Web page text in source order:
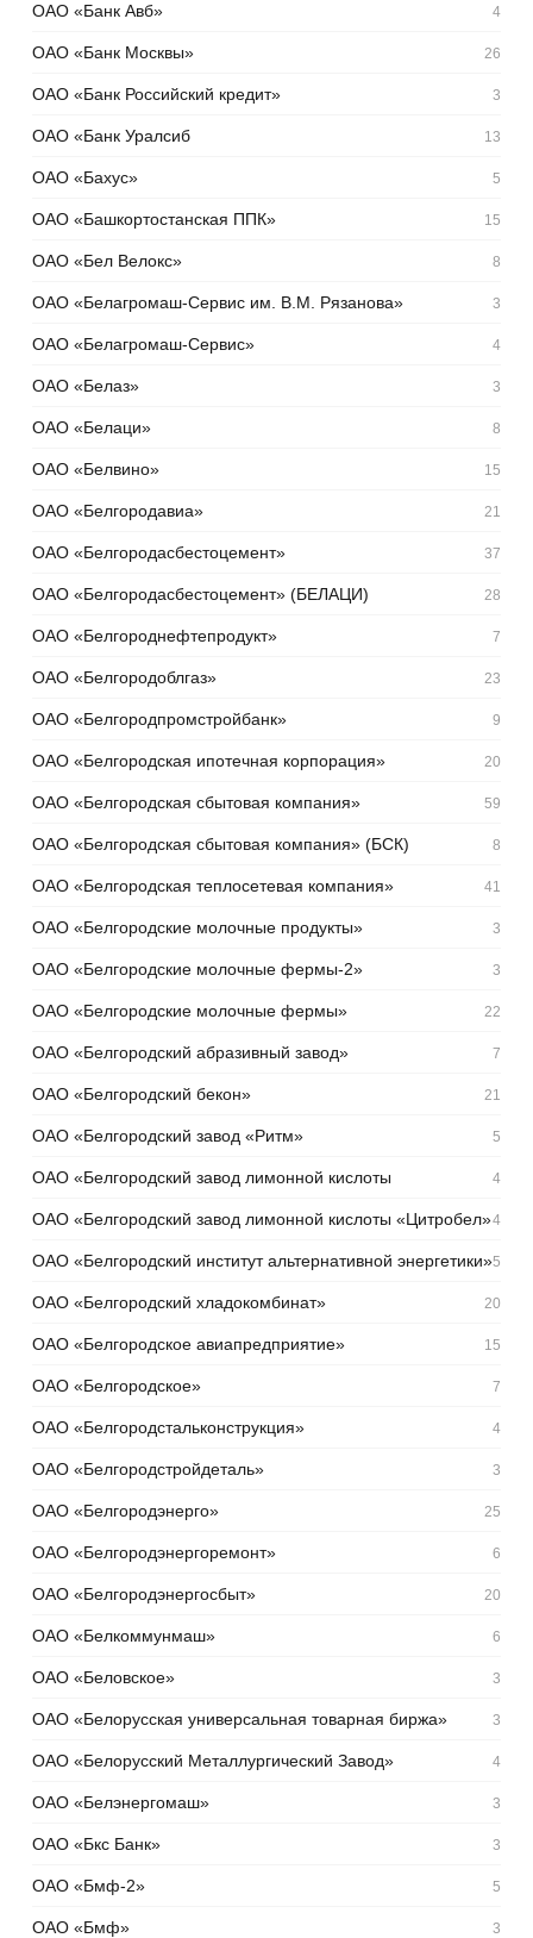
ОАО «Банк Авб» 4
ОАО «Банк Москвы» 26
ОАО «Банк Российский кредит» 3
ОАО «Банк Уралсиб 13
ОАО «Бахус» 5
ОАО «Башкортостанская ППК» 15
ОАО «Бел Велокс» 8
ОАО «Белагромаш-Сервис им. В.М. Рязанова» 3
ОАО «Белагромаш-Сервис» 4
ОАО «Белаз» 3
ОАО «Белаци» 8
ОАО «Белвино» 15
ОАО «Белгородавиа» 21
ОАО «Белгородасбестоцемент» 37
ОАО «Белгородасбестоцемент» (БЕЛАЦИ) 28
ОАО «Белгороднефтепродукт» 7
ОАО «Белгородоблгаз» 23
ОАО «Белгородпромстройбанк» 9
ОАО «Белгородская ипотечная корпорация» 20
ОАО «Белгородская сбытовая компания» 59
ОАО «Белгородская сбытовая компания» (БСК) 8
ОАО «Белгородская теплосетевая компания» 41
ОАО «Белгородские молочные продукты» 3
ОАО «Белгородские молочные фермы-2» 3
ОАО «Белгородские молочные фермы» 22
ОАО «Белгородский абразивный завод» 7
ОАО «Белгородский бекон» 21
ОАО «Белгородский завод «Ритм» 5
ОАО «Белгородский завод лимонной кислоты 4
ОАО «Белгородский завод лимонной кислоты «Цитробел»4
ОАО «Белгородский институт альтернативной энергетики»5
ОАО «Белгородский хладокомбинат» 20
ОАО «Белгородское авиапредприятие» 15
ОАО «Белгородское» 7
ОАО «Белгородстальконструкция» 4
ОАО «Белгородстройдеталь» 3
ОАО «Белгородэнерго» 25
ОАО «Белгородэнергоремонт» 6
ОАО «Белгородэнергосбыт» 20
ОАО «Белкоммунмаш» 6
ОАО «Беловское» 3
ОАО «Белорусская универсальная товарная биржа» 3
ОАО «Белорусский Металлургический Завод» 4
ОАО «Белэнергомаш» 3
ОАО «Бкс Банк» 3
ОАО «Бмф-2» 5
ОАО «Бмф» 3